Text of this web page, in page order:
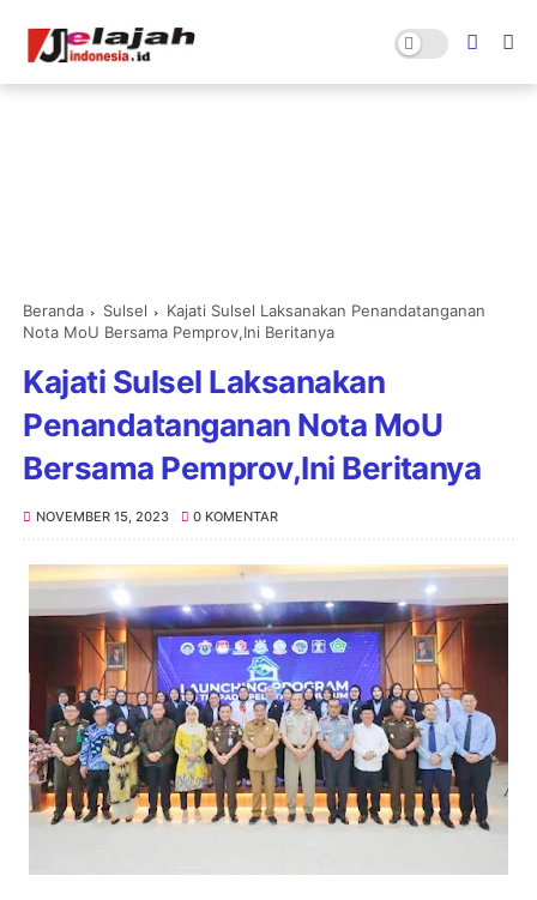
Beranda Sulsel
Kajati Sulsel Laksanakan Penandatanganan
Nota MoU Bersama Pemprov,Ini Beritanya
Kajati Sulsel Laksanakan
Penandatanganan Nota MoU
Bersama Pemprov,Ini Beritanya
NOVEMBER 15, 2023 0 KOMENTAR